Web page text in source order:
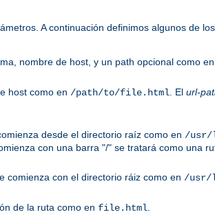
A continuación definimos algunos de
nombre de host, y un path opcional como en
host como en /path/to/file.html . El url-
desde el directorio raíz como en /usr/
con una barra "/" se tratará como una
comienza con el directorio ráiz como en /usr/
de la ruta como en file.html